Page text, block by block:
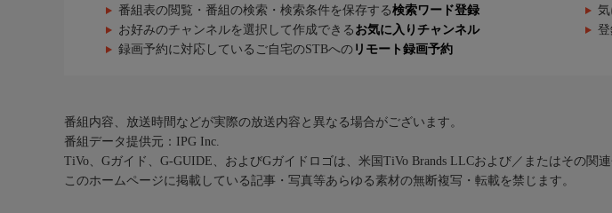
番組表の閲覧・番組の検索・検索条件を保存する検索ワード登録
お好みのチャンネルを選択して作成できる お気に入りチャンネル
録画予約に対応しているご自宅のSTBへの リモート録画予約
番組内容、放送時間などが実際の放送内容と異なる場合がございます。
番組データ提供元：IPG Inc.
TiVo、Gガイド、G-GUIDE、およびGガイドロゴは、米国TiVo Brands LLCおよび／またはその関
このホームページに掲載している記事・写真等あらゆる素材の無断複写・転載を禁じます。